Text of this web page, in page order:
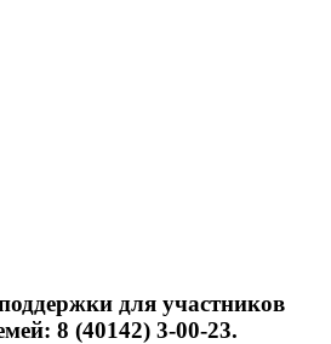
для участников
8 (40142) 3-00-23.